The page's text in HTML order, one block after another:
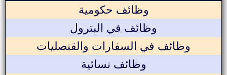
وظائف حكومية
وظائف في البترول
وظائف في السفارات والقنصليات
وظائف نسائية